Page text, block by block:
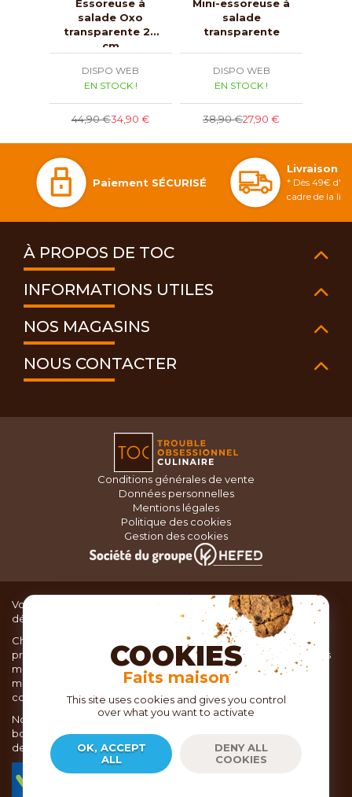
Essoreuse à
salade Oxo
transparente 26
cm
DISPO WEB
EN STOCK !
44,90 €34,90 €
Mini-essoreuse à
salade
transparente
DISPO WEB
EN STOCK !
38,90 €27,90 €
Paiement SÉCURISÉ
Livraison
* Dès 49€
cadre de la
À PROPOS DE TOC
INFORMATIONS UTILES
NOS MAGASINS
NOUS CONTACTER
Conditions générales de vente
Données personnelles
Mentions légales
Politique des cookies
Gestion des cookies
Vous recherchez du matériel de cuisine pour concocter de
délicieux plats ou des pâtisseries dignes d’un grand chef ?
Chez TOC, boutique d’ustensiles de cuisine, nous vous
proposons une large sélection de produits issus des meilleures
marques de matériel de cuisine: Ustensiles de pâtisserie,
matériel de cuisson, service de table, ustensiles de cuisine,
coutellerie, set picnic.
Nous vous réservons un accueil chaleureux au sein de nos 21
boutiques, mais vous trouverez également tout votre matériel
de cuisine en ligne sur notre site internet toc.fr
COOKIES
Faits maison
This site uses cookies and gives you control
over what you want to activate
OK, ACCEPT
ALL
DENY ALL
COOKIES